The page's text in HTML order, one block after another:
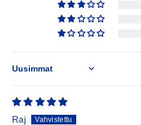
Sort by
Raj